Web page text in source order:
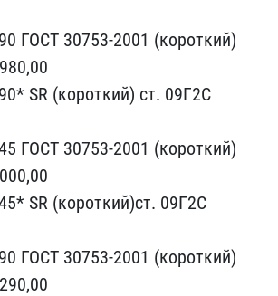
ГОСТ 30753-2001 ​(короткий)
SR (короткий) ст. 09Г​2С
ГОСТ 30753-2001 (к​ороткий)
SR (короткий)ст. 09Г2С
ГОСТ 30753-2001 (коро​ткий)